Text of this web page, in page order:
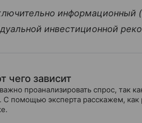
информационный
инвестиционной
чего зависит
проанализировать спрос, так
С помощью эксперта расскажем, как